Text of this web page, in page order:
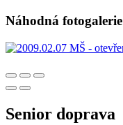
Náhodná fotogalerie
Senior doprava